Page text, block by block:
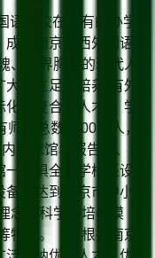
学校在已有的办学
立南京河西外国语学
世界胸怀的现代人”
，立足于培养“有外
、复合型人才”。学
生总数2000余人，
篮球馆、报告厅、游
应俱全，学校还设有
都达到南京市中小学
念、科学的培养模
等特色。 根据南京